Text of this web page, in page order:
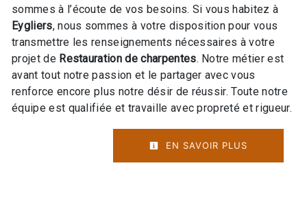
sommes à l’écoute de vos besoins. Si vous habitez à
Eygliers, nous sommes à votre disposition pour vous
transmettre les renseignements nécessaires à votre
projet de Restauration de charpentes. Notre métier est
avant tout notre passion et le partager avec vous
renforce encore plus notre désir de réussir. Toute notre
équipe est qualifiée et travaille avec propreté et rigueur.
EN SAVOIR PLUS